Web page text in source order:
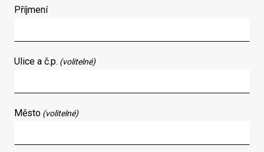
Příjmení
Ulice a č.p. (volitelné)
Město (volitelné)